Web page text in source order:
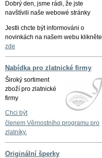
Dobrý den, jsme rádi, že jste
navštívili naše webowé stránky
Jestli chcte být informováni o
novinkách na našem webu klikněte
zde
Nabídka pro zlatnické firmy
Široký sortiment
zboží pro zlatnické
firmy
Chci být
členem Věrnostního programu pro
zlatníky.
Originální šperky